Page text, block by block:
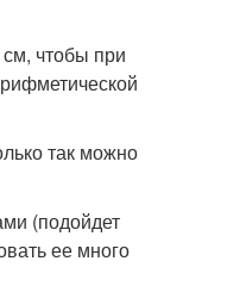
чтобы при
так можно
(подойдет
ее много